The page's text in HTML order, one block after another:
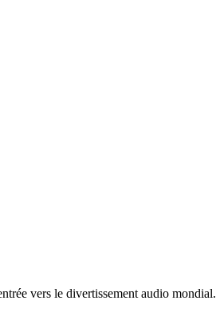
vers le divertissement audio mondial.